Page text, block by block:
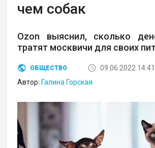
чем собак
Ozon выяснил, сколько
тратят москвичи для своих
ОБЩЕСТВО
09.06.2022 14:41
Автор: Галина Горская